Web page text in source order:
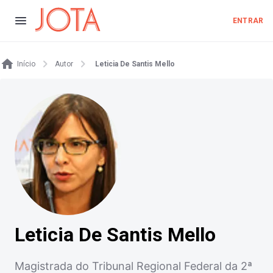
ENTRAR
Início Autor Leticia De Santis Mello
Leticia De Santis Mello
Magistrada do Tribunal Regional Federal da 2ª